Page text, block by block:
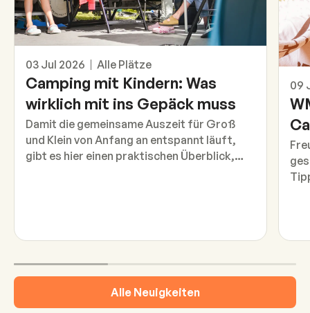
03 Jul 2026 Alle Plätze
Camping mit Kindern: Was
wirklich mit ins Gepäck muss
Damit die gemeinsame Auszeit für Groß
und Klein von Anfang an entspannt läuft,
gibt es hier einen praktischen Überblick,
09
Alle Neuigkeiten